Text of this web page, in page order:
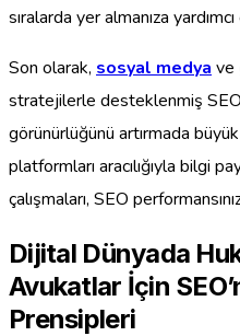
sıralarda yer almanıza
Son olarak, sosyal medya ve
stratejilerle desteklenmiş
görünürlüğünü artırmada
platformları aracılığıyla bilgi
çalışmaları, SEO
Dijital Dünyada
Avukatlar İçin
Prensipleri